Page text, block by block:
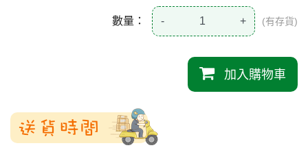
數量： - + (有存貨)
加入購物車
送貨時間